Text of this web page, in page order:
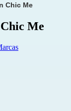
Chic Me
Me